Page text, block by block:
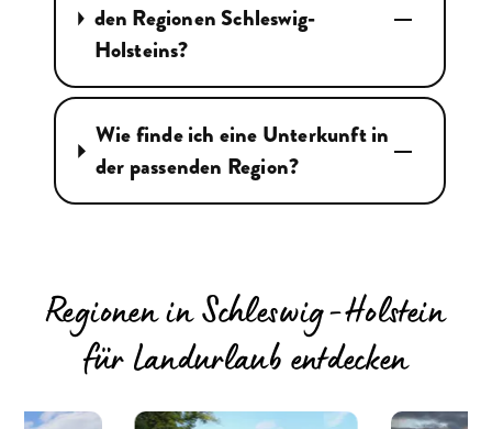
den Regionen Schleswig-
Holsteins?
Wie finde ich eine Unterkunft in
der passenden Region?
Regionen in Schleswig-Holstein
für Landurlaub entdecken